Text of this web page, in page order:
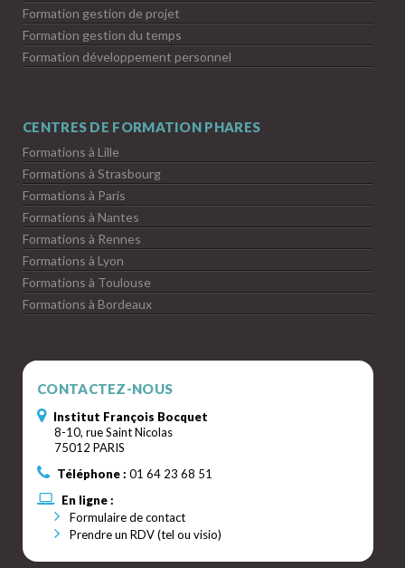
Formation gestion de projet
Formation gestion du temps
Formation développement personnel
CENTRES DE FORMATION PHARES
Formations à Lille
Formations à Strasbourg
Formations à Paris
Formations à Nantes
Formations à Rennes
Formations à Lyon
Formations à Toulouse
Formations à Bordeaux
CONTACTEZ-NOUS
Institut François Bocquet
8-10, rue Saint Nicolas
75012 PARIS
Téléphone : 01 64 23 68 51
En ligne :
Formulaire de contact
Prendre un RDV (tel ou visio)